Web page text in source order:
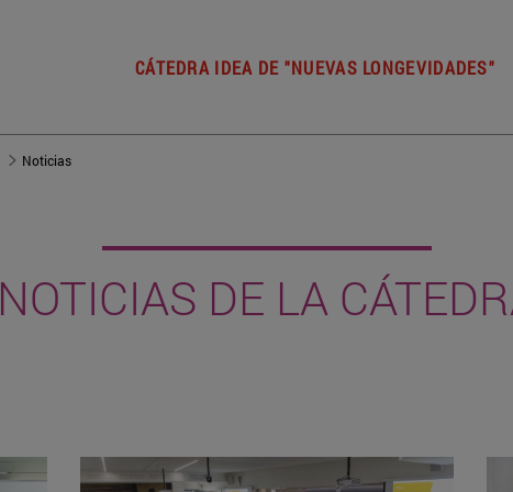
CÁTEDRA IDEA DE "NUEVAS LONGEVIDADES"
Noticias
NOTICIAS DE LA